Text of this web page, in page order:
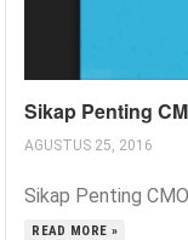
Sikap Penting
AGUSTUS 25, 2016
Sikap Penting
READ MORE »